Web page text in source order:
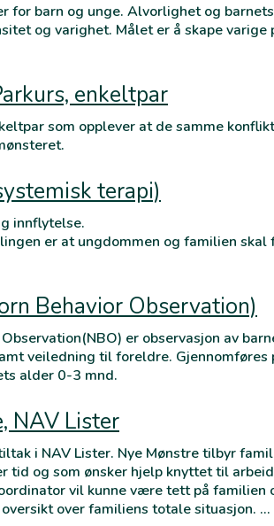
for barn og unge. Alvorlighet og
og varighet. Målet er å skape
enkeltpar
som opplever at de samme
terapi)
innflytelse.
er at ungdommen og familien
Behavior Observation)
er observasjon av
veiledning til foreldre. Gjennomføres
alder 0-3 mnd.
NAV Lister
i NAV Lister. Nye Mønstre tilbyr
tid og som ønsker hjelp knyttet til
vil kunne være tett på familien
over familiens totale situasjon. …